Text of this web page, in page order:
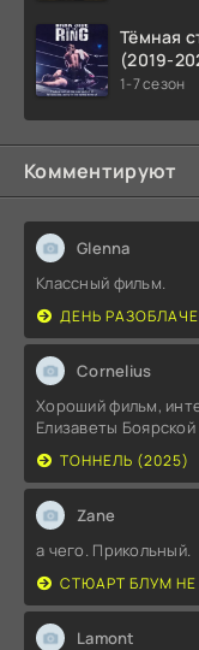
Тёмная
(2019-
1-7 сезон
Комментируют
Glenna
Классный фильм.
ДЕНЬ
Cornelius
Хороший фильм,
Елизаветы Боярской
ТОННЕЛЬ (2025)
Zane
а чего. Прикольный.
СТЮАРТ БЛУМ
Lamont